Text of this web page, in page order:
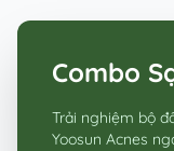
Combo
Trải nghiệm bộ
Yoosun Acnes